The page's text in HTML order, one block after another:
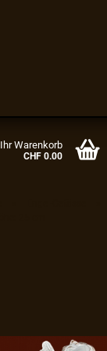
Ihr Warenkorb
CHF 0.00